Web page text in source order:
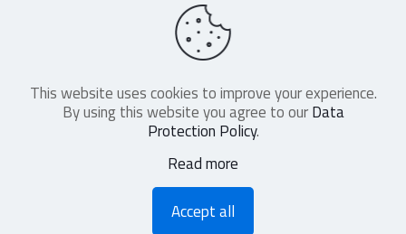
©2026DRF en Español. All Rights
Reserved
This website uses cookies to improve your experience.
By using this website you agree to ourData
Protection Policy.
Read more
Accept all